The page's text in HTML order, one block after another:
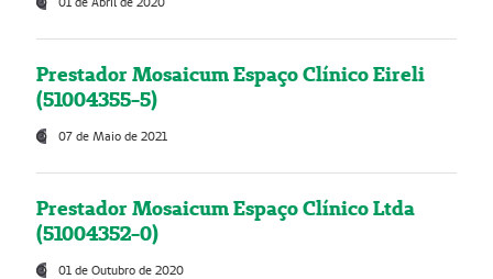
Prestador Mosaicum Espaço Clínico Eireli
(51004355-5)
07 de Maio de 2021
Prestador Mosaicum Espaço Clínico Ltda
(51004352-0)
01 de Outubro de 2020